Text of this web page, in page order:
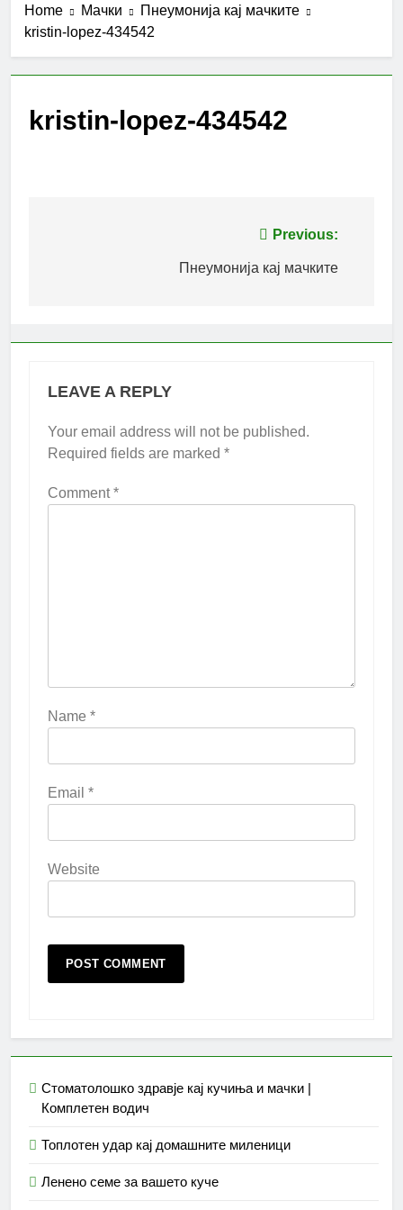
Home Мачки
Пнеумонија кај мачките
kristin-lopez-434542
kristin-lopez-434542
Previous:
Пнеумонија кај мачките
LEAVE A REPLY
Your email address will not be published.
Required fields are marked *
Comment*
Name *
Email *
Website
Стоматолошко здравје кај кучиња и мачки |
Комплетен водич
Топлотен удар кај домашните миленици
Ленено семе за вашето куче